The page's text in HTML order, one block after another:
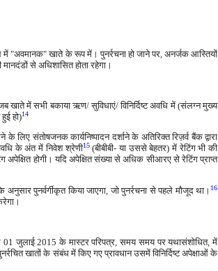
"अवमानक" खाते के रूप में। पुनर्रचना हो जाने पर, अनर्जक आस्तियों
से अधिशासित होता रहेगा।
खाते में सभी बकाया ऋण/ सुविधाएं/ विनिर्दिष्ट अवधि में (संलग्न मुख्य
हो)14
संतोषजनक कार्यनिष्पादन दर्शाने के अतिरिक्त रिज़र्व बैंक द्वारा
के अंत में निवेश श्रेणी15(बीबीबी- या उससे बेहतर) में रेटिंग भी की
होगी। यदि अपेक्षित संख्या से अधिक सीआरए से रेटिंग प्राप्त
पुनर्वर्गीकृत किया जाएगा, जो पुनर्रचना से पहले मौजूद था। 16
01 जुलाई 2015 के मास्टर परिपत्र, समय समय पर यथासंशोधित, में
खातों के संबंध में किए गए प्रावधान उसमें विनिर्दिष्ट अपेक्षाओं के